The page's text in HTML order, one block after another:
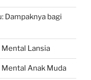
Dampaknya bagi
Lansia
Anak Muda